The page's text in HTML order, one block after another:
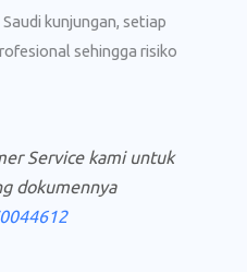
kunjungan, setiap
sehingga risiko
Service kami untuk
dokumennya